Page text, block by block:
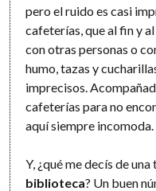
pero el ruido es casi
cafeterías, que al fin y
con otras personas o
humo, tazas y
imprecisos.
cafeterías para no
aquí siempre incomoda.
Y, ¿qué me decís de
biblioteca? Un buen